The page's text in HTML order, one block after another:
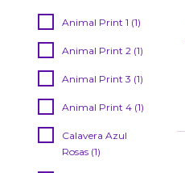
Animal Print 1 (1)
Animal Print 2 (1)
Animal Print 3 (1)
Animal Print 4 (1)
Calavera Azul
Rosas (1)